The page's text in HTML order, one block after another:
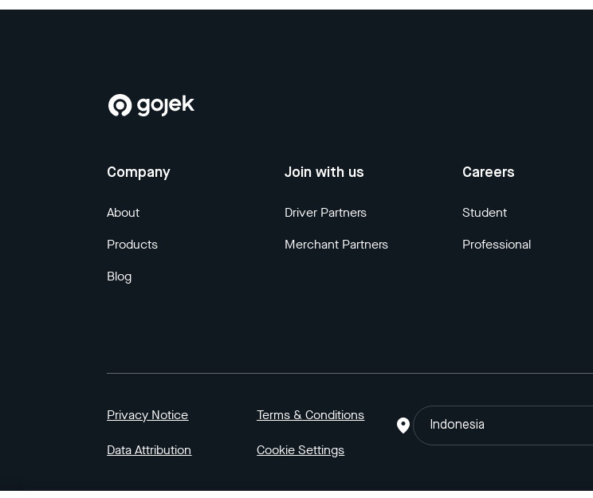
Company
About
Products
Blog
Join with us
Driver Partners
Merchant Partners
Careers
Student
Professional
Privacy Notice Terms & Conditions
Data Attribution Cookie Settings
Indonesia